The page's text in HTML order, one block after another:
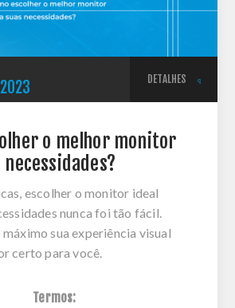
2023 DETALHES
o melhor monitor
escolher o monitor ideal
nunca foi tão fácil.
sua experiência visual
certo para você.
Termos: